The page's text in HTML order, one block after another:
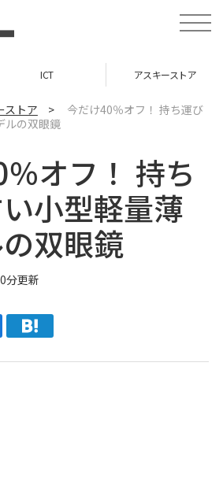
t
o
e
v
ICT アスキーストア
ストア >
今だけ40％オフ！ 持ち運び
ルの双眼鏡
オフ！ 持ち
小型軽量薄
双眼鏡
分更新